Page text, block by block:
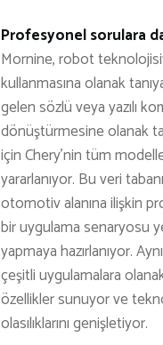
Profesyonel sorulara
Mornine, robot
kullanmasına olanak
gelen sözlü veya yazılı
dönüştürmesine olanak
için Chery’nin tüm
yararlanıyor. Bu veri
otomotiv alanına ilişkin
bir uygulama senaryosu
yapmaya hazırlanıyor.
çeşitli uygulamalara
özellikler sunuyor ve
olasılıklarını genişletiyor.